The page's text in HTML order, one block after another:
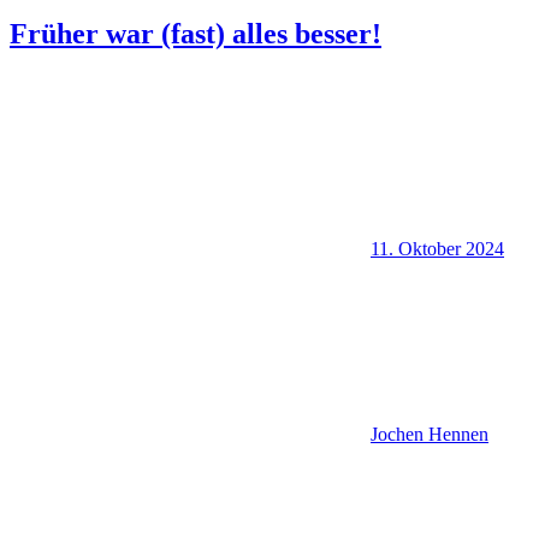
Früher war (fast) alles besser!
11. Oktober 2024
Jochen Hennen